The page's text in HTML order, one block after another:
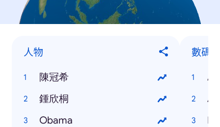
人物
陳冠希
鍾欣桐
Obama
數碼